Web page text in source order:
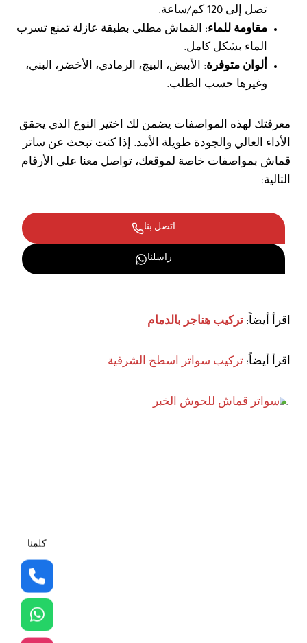
تصل إلى 120 كم/ساعة.
مقاومة للماء: القماش مطلي بطبقة عازلة تمنع تسرب
الماء بشكل كامل.
ألوان متوفرة: الأبيض، البيج، الرمادي، الأخضر، البني،
وغيرها حسب الطلب.
معرفتك لهذه المواصفات يضمن لك اختير النوع الذي يحقق
الأداء العالي والجودة طويلة الأمد. إذا كنت تبحث عن ساتر
قماش بمواصفات خاصة لموقعك، تواصل معنا على الأرقام
التالية:
اتصل بنا
راسلنا
اقرأ أيضاً: تركيب هناجر بالدمام
اقرأ أيضاً: تركيب سواتر اسطح الشرقية
كلمنا